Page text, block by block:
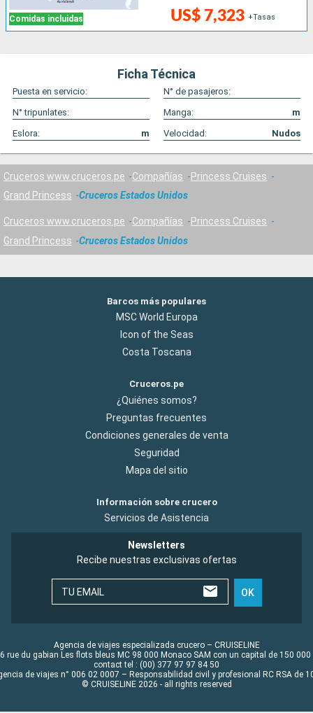
Comidas incluidas US$ 7,323 +Tasas
Ficha Técnica
Puesta en servicio:
N° de pasajeros:
N° tripunlates:
Manga:
m
Eslora:
m Velocidad: Nudos
Cruceros www.cruceros.pe Compañías
Princess Cruises
Grand Princess
Cruceros Estados Unidos
Cruceros www.cruceros.pe Compañías
Princess Cruises
Grand Princess
Cruceros Estados Unidos
Barcos más populares
MSC World Europa
Icon of the Seas
Costa Toscana
Cruceros.pe
¿Quiénes somos?
Preguntas frecuentes
Condiciones generales de venta
Seguridad
Mapa del sitio
Información sobre crucero
Servicios de Asistencia
Newsletters
Recibe nuestras exclusivas ofertas
TU EMAIL OK
Agencia de viajes especializada crucero – CRUISELINE
rue du gabian Les flots bleus MC 98 000 Monaco SAM con un capital de 150 000
contact tel : (00) 377 97 97 84 50
de viajes n° 006 02 0007 – Responsabilidad civil y profesional RC RSA de
© CRUISELINE 2026 - all rights reserved